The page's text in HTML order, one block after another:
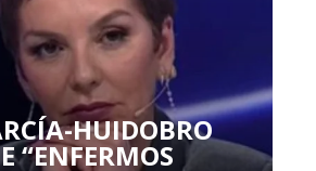
HUIDOBRO
“ENFERMOS